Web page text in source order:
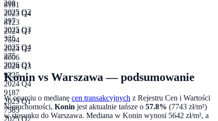
208
2025 Q2
297
2025 Q3
325
2025 Q4
275
2026 Q1
8181
2023 Q4
8123
2024 Q1
7594
2024 Q2
8006
2024 Q3
9325
2024 Q4
9187
2025 Q1
7585
2025 Q2
Konin vs Warszawa — podsumowanie
W oparciu o medianę cen transakcyjnych z Rejestru Cen i Wartości
Nieruchomości, Konin jest aktualnie tańsze o 57.8% (7743 zł/m²)
w stosunku do Warszawa. Mediana w Konin wynosi 5642 zł/m², a